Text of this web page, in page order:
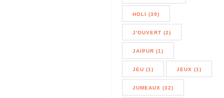
HOLI (39)
J'OUVERT (2)
JAIPUR (1)
JEU (1) JEUX (1)
JUMEAUX (32)